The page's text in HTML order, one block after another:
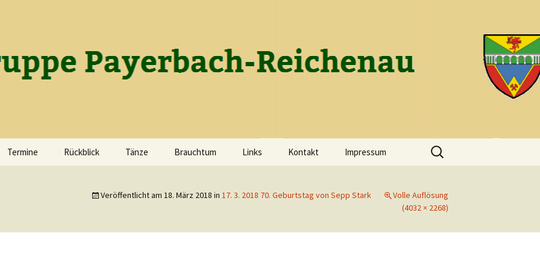
Payerbach-Reichenau
Termine Rückblick Tänze Brauchtum
Ostern
Links Kontakt Impressum
Suchen
nach:
Veröffentlicht am 18. März 2018 in 17. 3. 2018 70. Geburtstag von Sepp Stark
Volle Auflösung
(4032 × 2268)